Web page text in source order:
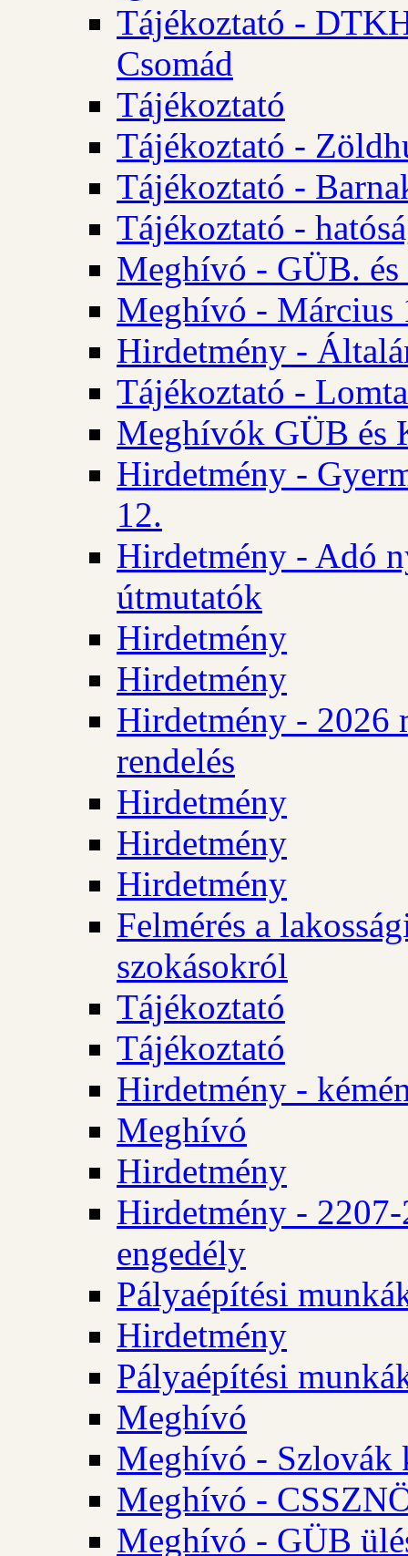
Tájékoztató -
Csomád
Tájékoztató
Tájékoztató -
Tájékoztató -
Tájékoztató -
Meghívó - GÜB.
Meghívó - Március
Hirdetmény -
Tájékoztató -
Meghívók GÜB és
Hirdetmény -
12.
Hirdetmény - Adó
útmutatók
Hirdetmény
Hirdetmény
Hirdetmény - 2026
rendelés
Hirdetmény
Hirdetmény
Hirdetmény
Felmérés a
szokásokról
Tájékoztató
Tájékoztató
Hirdetmény -
Meghívó
Hirdetmény
Hirdetmény -
engedély
Pályaépítési
Hirdetmény
Pályaépítési
Meghívó
Meghívó - Szlovák
Meghívó -
Meghívó - GÜB